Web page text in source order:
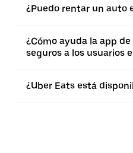
¿Puedo rentar un auto
¿Cómo ayuda la app
seguros a los usuarios
¿Uber Eats está